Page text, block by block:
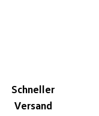
Schneller
Versand